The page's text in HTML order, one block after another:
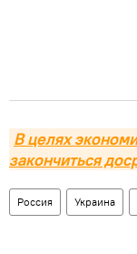
В целях
закончиться
Россия Украина